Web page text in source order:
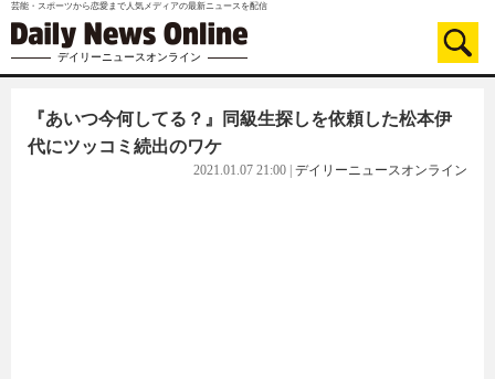
芸能・スポーツから恋愛まで人気メディアの最新ニュースを配信
デイリーニュースオンライン
『あいつ今何してる？』同級生探しを依頼した松本伊
代にツッコミ続出のワケ
2021.01.07 21:00 デイリーニュースオンライン